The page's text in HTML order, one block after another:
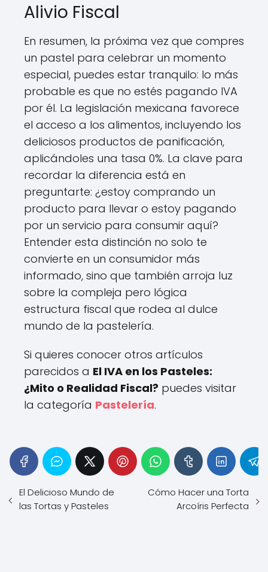
Alivio Fiscal
En resumen, la próxima vez que compres
un pastel para celebrar un momento
especial, puedes estar tranquilo: lo más
probable es que no estés pagando IVA
por él. La legislación mexicana favorece
el acceso a los alimentos, incluyendo los
deliciosos productos de panificación,
aplicándoles una tasa 0%. La clave para
recordar la diferencia está en
preguntarte: ¿estoy comprando un
producto para llevar o estoy pagando
por un servicio para consumir aquí?
Entender esta distinción no solo te
convierte en un consumidor más
informado, sino que también arroja luz
sobre la compleja pero lógica
estructura fiscal que rodea al dulce
mundo de la pastelería.
Si quieres conocer otros artículos
parecidos a El IVA en los Pasteles:
¿Mito o Realidad Fiscal? puedes visitar
la categoría Pastelería.
El Delicioso Mundo de
las Tortas y Pasteles
Cómo Hacer una Torta
Arcoíris Perfecta